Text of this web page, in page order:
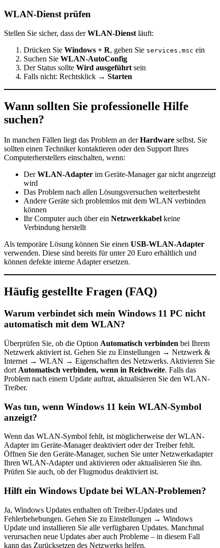
WLAN-Dienst prüfen
Stellen Sie sicher, dass derWLAN-Dienst läuft:
Drücken Sie Windows + R, geben Sie services.msc ein
Suchen Sie WLAN-AutoConfig
Der Status sollte Wird ausgeführt sein
Falls nicht: Rechtsklick → Starten
Wann sollten Sie professionelle Hilfe
suchen?
In manchen Fällen liegt das Problem an derHardware selbst. Sie
sollten einen Techniker kontaktieren oder den Support Ihres
Computerherstellers einschalten, wenn:
DerWLAN-Adapter im Geräte-Manager gar nicht angezeigt
wird
Das Problem nach allen Lösungsversuchen weiterbesteht
Andere Geräte sich problemlos mit dem WLAN verbinden
können
Ihr Computer auch über ein Netzwerkkabel keine
Verbindung herstellt
Als temporäre Lösung können Sie einen USB-WLAN-Adapter
verwenden. Diese sind bereits für unter 20 Euro erhältlich und
können defekte interne Adapter ersetzen.
Häufig gestellte Fragen (FAQ)
Warum verbindet sich mein Windows 11 PC nicht
automatisch mit dem WLAN?
Überprüfen Sie, ob die Option Automatisch verbinden bei Ihrem
Netzwerk aktiviert ist. Gehen Sie zu Einstellungen → Netzwerk &
Internet → WLAN → Eigenschaften des Netzwerks. Aktivieren Sie
dort Automatisch verbinden, wenn in Reichweite. Falls das
Problem nach einem Update auftrat, aktualisieren Sie den WLAN-
Treiber.
Was tun, wenn Windows 11 kein WLAN-Symbol
anzeigt?
Wenn das WLAN-Symbol fehlt, ist möglicherweise der WLAN-
Adapter im Geräte-Manager deaktiviert oder der Treiber fehlt.
Öffnen Sie den Geräte-Manager, suchen Sie unter Netzwerkadapter
Ihren WLAN-Adapter und aktivieren oder aktualisieren Sie ihn.
Prüfen Sie auch, ob der Flugmodus deaktiviert ist.
Hilft ein Windows Update bei WLAN-Problemen?
Ja, Windows Updates enthalten oft Treiber-Updates und
Fehlerbehebungen. Gehen Sie zu Einstellungen → Windows
Update und installieren Sie alle verfügbaren Updates. Manchmal
verursachen neue Updates aber auch Probleme – in diesem Fall
kann das Zurücksetzen des Netzwerks helfen.